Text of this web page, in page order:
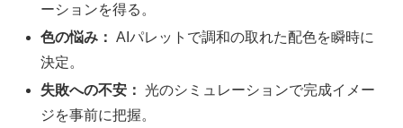
ーションを得る。
色の悩み： AIパレットで調和の取れた配色を瞬時に
決定。
失敗への不安： 光のシミュレーションで完成イメー
ジを事前に把握。